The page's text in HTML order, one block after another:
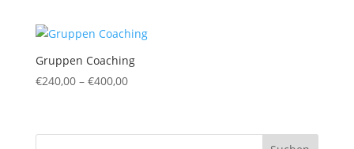
Gruppen Coaching
€240,00 – €400,00Preisspanne:
€400,00